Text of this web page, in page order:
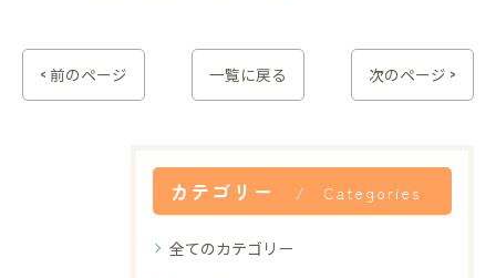
< 前のページ 一覧に戻る 次のページ >
カテゴリー Categories
全てのカテゴリー